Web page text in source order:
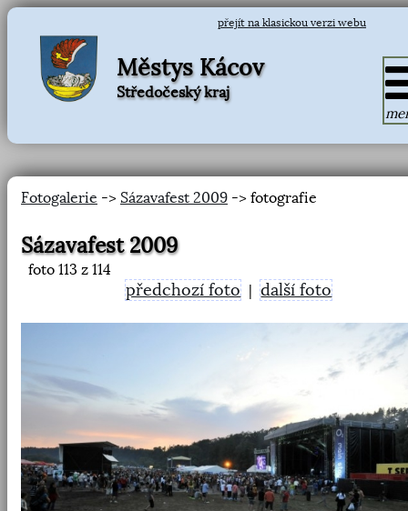
přejít na klasickou verzi webu
Městys Kácov
Středočeský kraj
Fotogalerie -> Sázavafest 2009 -> fotografie
Sázavafest 2009
foto 113 z 114
předchozí foto |další foto